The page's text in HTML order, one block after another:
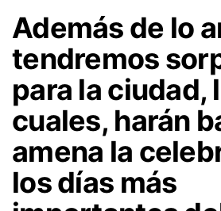
Además de lo
tendremos
para la ciudad,
cuales, harán
amena la
los días más